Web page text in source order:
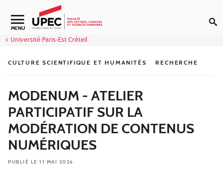
Aller au contenu
Navigation secondaire
MENU
Université Paris-Est Créteil
CULTURE SCIENTIFIQUE ET HUMANITÉS RECHERCHE
MODENUM - ATELIER
PARTICIPATIF SUR LA
MODÉRATION DE CONTENUS
NUMÉRIQUES
PUBLIÉ LE 11 MAI 2026